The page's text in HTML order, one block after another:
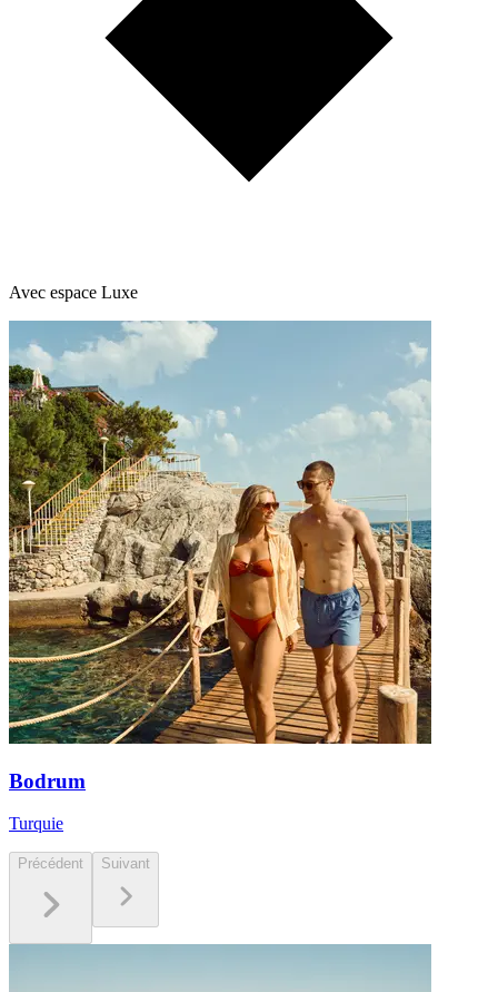
Avec espace Luxe
Bodrum
Turquie
Précédent Suivant